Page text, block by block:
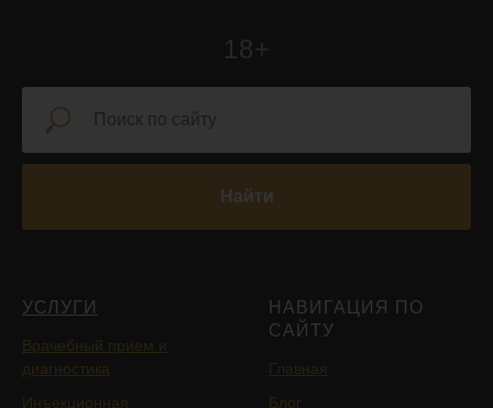
18+
Найти
УСЛУГИ
Врачебный прием и
диагностика
Инъекционная
НАВИГАЦИЯ ПО
САЙТУ
Главная
Блог